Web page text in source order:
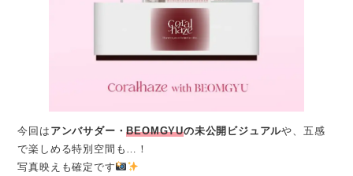
今回は アンバサダー・BEOMGYUの未公開ビジュアルや、五感
で楽しめる特別空間も…！
写真映えも確定です